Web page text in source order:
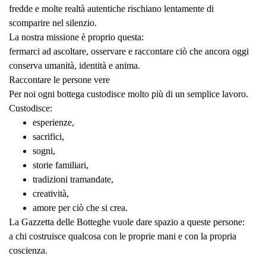
fredde e molte realtà autentiche rischiano lentamente di
scomparire nel silenzio.
La nostra missione è proprio questa:
fermarci ad ascoltare, osservare e raccontare ciò che ancora oggi
conserva umanità, identità e anima.
Raccontare le persone vere
Per noi ogni bottega custodisce molto più di un semplice lavoro.
Custodisce:
esperienze,
sacrifici,
sogni,
storie familiari,
tradizioni tramandate,
creatività,
amore per ciò che si crea.
La Gazzetta delle Botteghe vuole dare spazio a queste persone:
a chi costruisce qualcosa con le proprie mani e con la propria
coscienza.